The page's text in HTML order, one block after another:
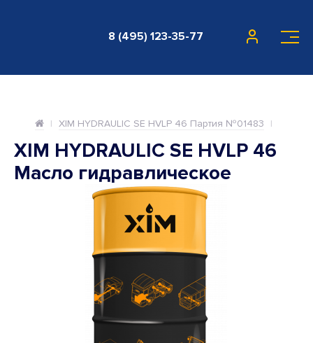
8 (495) 123-35-77
XIM HYDRAULIC SE HVLP 46 Партия №01483
XIM HYDRAULIC SE HVLP 46
Масло гидравлическое